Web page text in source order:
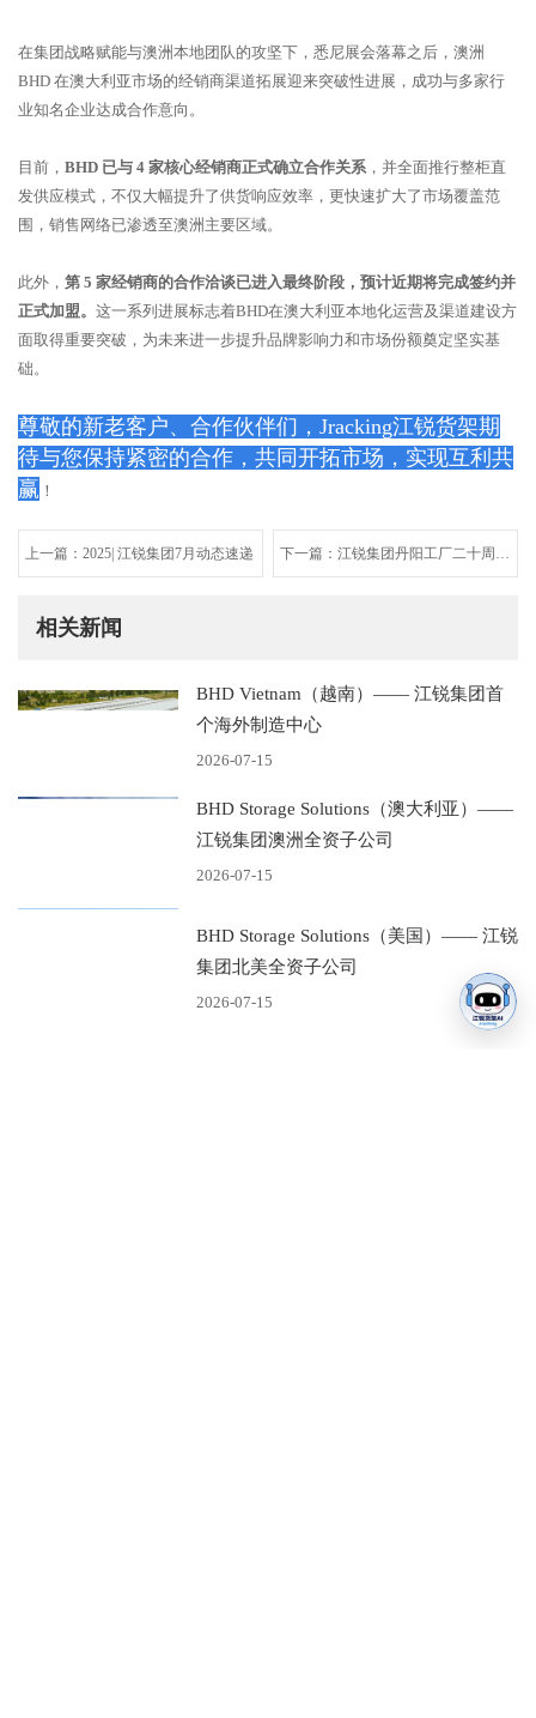
在集团战略赋能与澳洲本地团队的攻坚下，悉尼展会落幕之后，澳洲
BHD 在澳大利亚市场的经销商渠道拓展迎来突破性进展，成功与多家行
业知名企业达成合作意向。
目前， BHD 已与 4 家核心经销商正式确立合作关系，并全面推行整柜直
发供应模式，不仅大幅提升了供货响应效率，更快速扩大了市场覆盖范
围，销售网络已渗透至澳洲主要区域。
此外， 第 5 家经销商的合作洽谈已进入最终阶段，预计近期将完成签约并
正式加盟。 这一系列进展标志着BHD在澳大利亚本地化运营及渠道建设方
面取得重要突破，为未来进一步提升品牌影响力和市场份额奠定坚实基
础。
尊敬的新老客户、合作伙伴们，Jracking江锐货架期
待与您保持紧密的合作，共同开拓市场，实现互利共
赢 ！
上一篇：2025| 江锐集团7月动态速递
下一篇：江锐集团丹阳工厂二十周年
庆暨2025年度工厂联谊活动圆满举
相关新闻
BHD Vietnam（越南）—— 江锐集团首
个海外制造中心
2026-07-15
BHD Storage Solutions（澳大利亚）——
江锐集团澳洲全资子公司
2026-07-15
BHD Storage Solutions（美国）—— 江锐
集团北美全资子公司
2026-07-15